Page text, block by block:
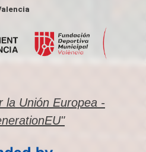
la Unión Europea -